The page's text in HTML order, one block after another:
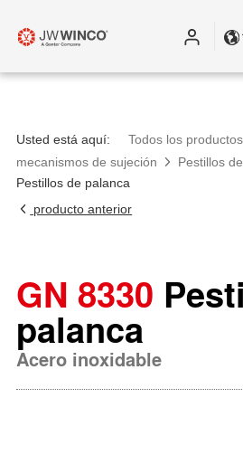
Usted está aquí: Todos los productos
mecanismos de sujeción
Pestillos
Pestillos de palanca
producto anterior
GN 8330
palanca
Acero inoxidable